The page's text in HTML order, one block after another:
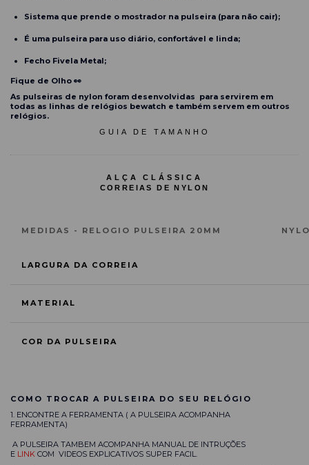
Sistema que prende o mostrador na pulseira (para não cair);
É uma pulseira para uso diário, confortável e linda;
Fecho Fivela Metal;
Fique de Olho 👀
As pulseiras de nylon foram desenvolvidas para servirem em
todas as linhas de relógios bewatch e também servem em outros
relógios.
GUIA DE TAMANHO
ALÇA CLÁSSICA
CORREIAS DE NYLON
MEDIDAS - RELOGIO PULSEIRA 20MM
LARGURA DA CORREIA
MATERIAL
COR DA PULSEIRA
COMO TROCAR A PULSEIRA DO SEU RELÓGIO
1. ENCONTRE A FERRAMENTA ( A PULSEIRA ACOMPANHA
FERRAMENTA)
A PULSEIRA TAMBEM ACOMPANHA MANUAL DE INTRUÇÕES
E LINK COM VIDEOS EXPLICATIVOS SUPER FACIL.